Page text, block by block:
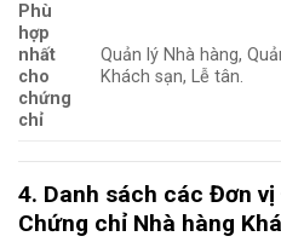
Phù
hợp
nhất
cho
chứng
chỉ
Quản lý Nhà hàng,
Khách sạn, Lễ tân.
4. Danh sách các Đơn
Chứng chỉ Nhà hàng